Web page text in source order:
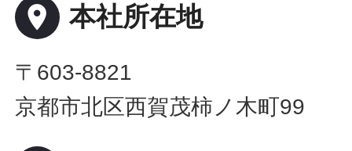
place 本社所在地
〒603-8821
京都市北区西賀茂柿ノ木町99